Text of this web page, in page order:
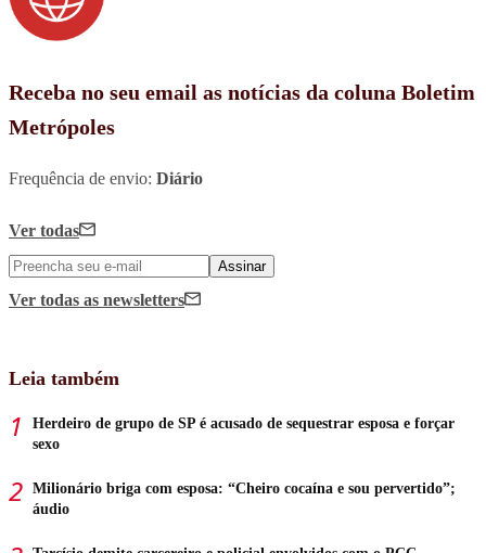
Receba no seu email as notícias da coluna Boletim
Metrópoles
Frequência de envio: Diário
Ver todas
Assinar
Ver todas as newsletters
Leia também
Herdeiro de grupo de SP é acusado de sequestrar esposa e forçar
sexo
Milionário briga com esposa: “Cheiro cocaína e sou pervertido”;
áudio